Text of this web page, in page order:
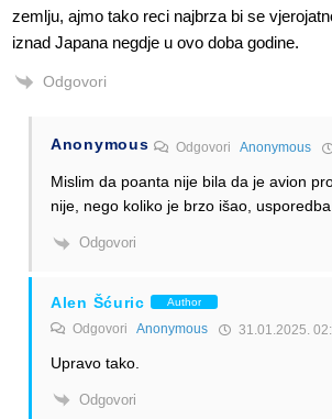
zemlju, ajmo tako reci najbrza bi se
iznad Japana negdje u ovo doba godine.
Odgovori
Anonymous OdgovoriAnonymous
Mislim da poanta nije bila da je avion
nije, nego koliko je brzo išao,
Odgovori
Alen Šćuric Author
Odgovori Anonymous 31.01.2025.
Upravo tako.
Odgovori